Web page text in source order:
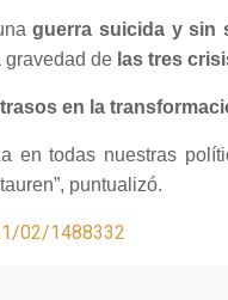
guerra suicida y sin
gravedad de las tres
en la
en todas nuestras
puntualizó.
02/1488332